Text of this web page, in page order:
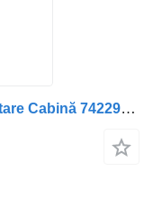
Cilindru hidraulic Cilindru de Rabatare Cabină 7422928433 pentru camion Renault 7422928433 / 7422070291 / 7422302635